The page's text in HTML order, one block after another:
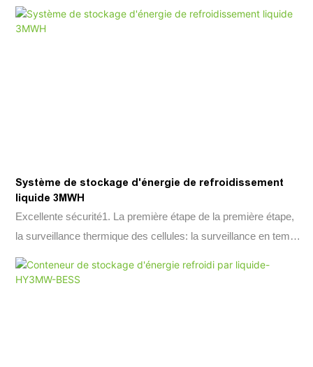
coût &Moins de couverture
Système de stockage d'énergie de refroidissement
liquide 3MWH
Excellente sécurité1. La première étape de la première étape,
la surveillance thermique des cellules: la surveillance en temps
réel de la température de la cellule. La fuite thermique
descendant est supprimée dans le module de la batterie via